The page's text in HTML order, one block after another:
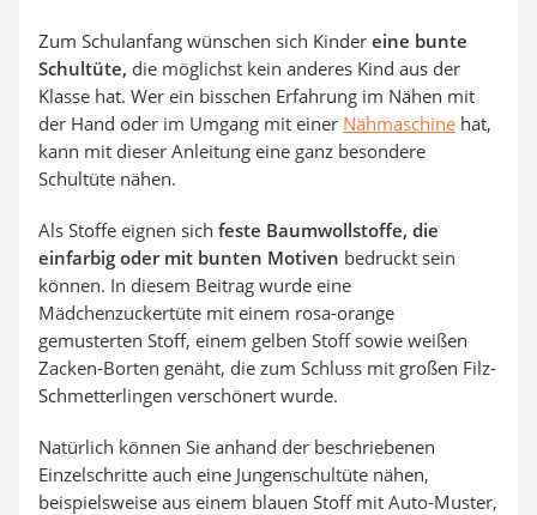
Zum Schulanfang wünschen sich Kinder eine bunte
Schultüte, die möglichst kein anderes Kind aus der
Klasse hat. Wer ein bisschen Erfahrung im Nähen mit
der Hand oder im Umgang mit einer Nähmaschine hat,
kann mit dieser Anleitung eine ganz besondere
Schultüte nähen.
Als Stoffe eignen sich feste Baumwollstoffe, die
einfarbig oder mit bunten Motiven bedruckt sein
können. In diesem Beitrag wurde eine
Mädchenzuckertüte mit einem rosa-orange
gemusterten Stoff, einem gelben Stoff sowie weißen
Zacken-Borten genäht, die zum Schluss mit großen Filz-
Schmetterlingen verschönert wurde.
Natürlich können Sie anhand der beschriebenen
Einzelschritte auch eine Jungenschultüte nähen,
beispielsweise aus einem blauen Stoff mit Auto-Muster,